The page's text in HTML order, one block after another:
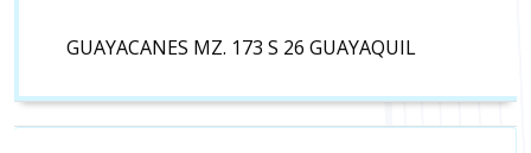
GUAYACANES MZ. 173 S 26 GUAYAQUIL